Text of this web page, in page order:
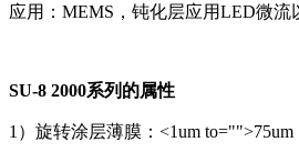
应用：MEMS，钝化层应用LED微流
SU-8 2000系列的属性
1）旋转涂层薄膜：<1um to="">75um